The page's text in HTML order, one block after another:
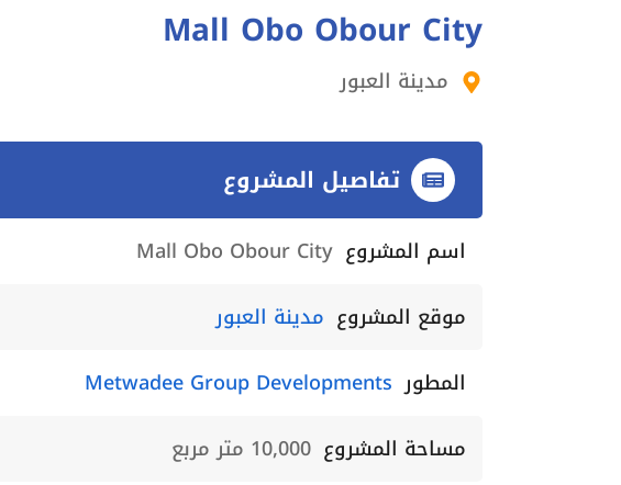
Mall Obo Obour City
مدينة العبور
تفاصيل المشروع
اسم المشروع Mall Obo Obour City
موقع المشروع مدينة العبور
المطور Metwadee Group Developments
مساحة المشروع 10,000 متر مربع